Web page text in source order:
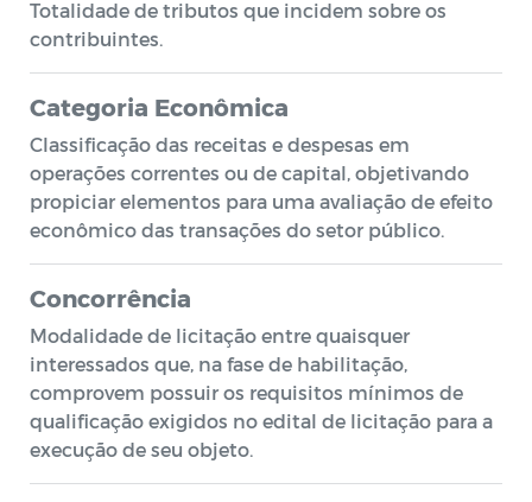
Totalidade de tributos que incidem sobre os
contribuintes.
Categoria Econômica
Classificação das receitas e despesas em
operações correntes ou de capital, objetivando
propiciar elementos para uma avaliação de efeito
econômico das transações do setor público.
Concorrência
Modalidade de licitação entre quaisquer
interessados que, na fase de habilitação,
comprovem possuir os requisitos mínimos de
qualificação exigidos no edital de licitação para a
execução de seu objeto.